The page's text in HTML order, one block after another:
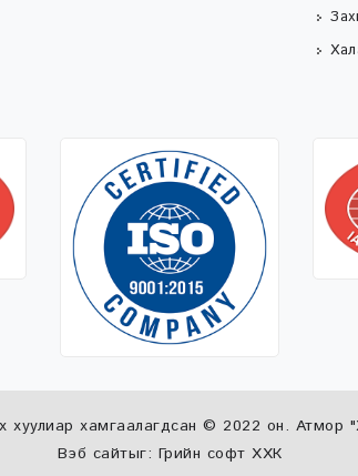
хуулиар хамгаалагдсан © 2022 он. Атмор
Вэб сайтыг: Грийн софт ХХК